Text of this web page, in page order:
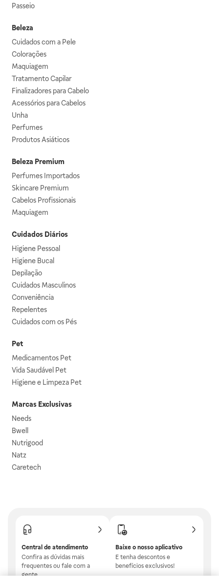
Passeio
Beleza
Cuidados com a Pele
Colorações
Maquiagem
Tratamento Capilar
Finalizadores para Cabelo
Acessórios para Cabelos
Unha
Perfumes
Produtos Asiáticos
Beleza Premium
Perfumes Importados
Skincare Premium
Cabelos Profissionais
Maquiagem
Cuidados Diários
Higiene Pessoal
Higiene Bucal
Depilação
Cuidados Masculinos
Conveniência
Repelentes
Cuidados com os Pés
Pet
Medicamentos Pet
Vida Saudável Pet
Higiene e Limpeza Pet
Marcas Exclusivas
Needs
Bwell
Nutrigood
Natz
Caretech
Central de atendimento
Confira as dúvidas mais
frequentes ou fale com a
gente.
Baixe o nosso aplicativo
E tenha descontos e
benefícios exclusivos!